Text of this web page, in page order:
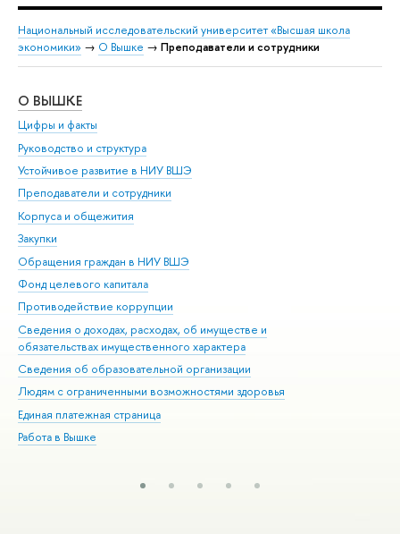
Национальный исследовательский университет «Высшая школа
экономики» → О Вышке → Преподаватели и сотрудники
О ВЫШКЕ
Цифры и факты
Руководство и структура
Устойчивое развитие в НИУ ВШЭ
Преподаватели и сотрудники
Корпуса и общежития
Закупки
Обращения граждан в НИУ ВШЭ
Фонд целевого капитала
Противодействие коррупции
Сведения о доходах, расходах, об имуществе и
обязательствах имущественного характера
Сведения об образовательной организации
Людям с ограниченными возможностями здоровья
Единая платежная страница
Работа в Вышке